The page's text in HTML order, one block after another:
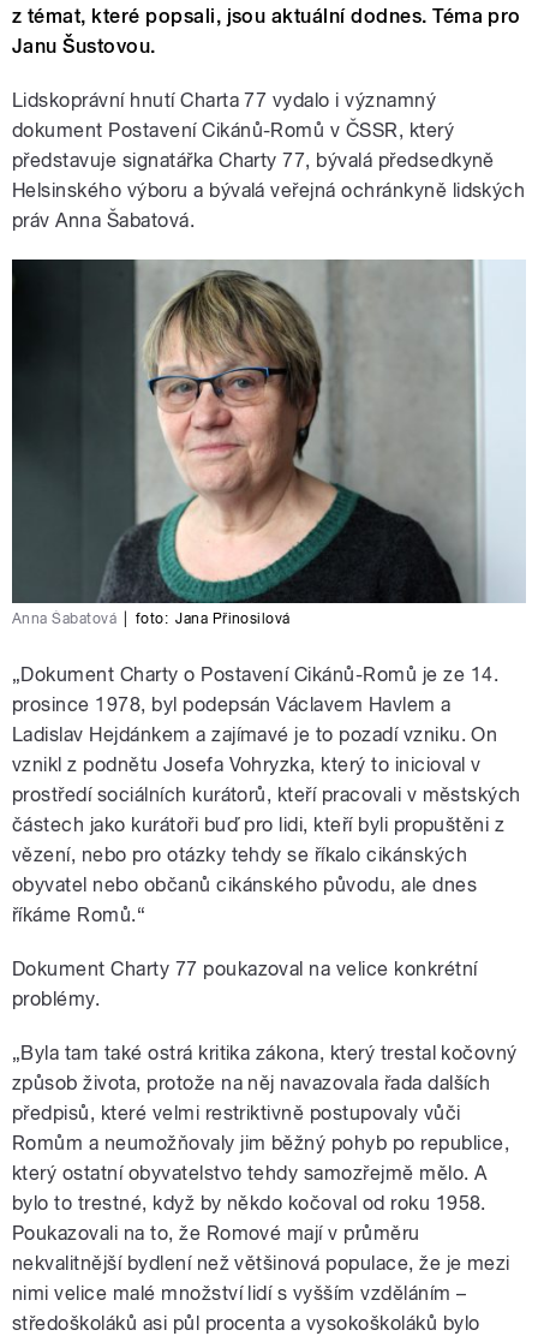
z témat, které popsali, jsou aktuální dodnes. Téma pro
Janu Šustovou.
Lidskoprávní hnutí Charta 77 vydalo i významný
dokument Postavení Cikánů-Romů v ČSSR, který
představuje signatářka Charty 77, bývalá předsedkyně
Helsinského výboru a bývalá veřejná ochránkyně lidských
práv Anna Šabatová.
Anna Šabatová foto: Jana Přinosilová
„Dokument Charty o Postavení Cikánů-Romů je ze 14.
prosince 1978, byl podepsán Václavem Havlem a
Ladislav Hejdánkem a zajímavé je to pozadí vzniku. On
vznikl z podnětu Josefa Vohryzka, který to inicioval v
prostředí sociálních kurátorů, kteří pracovali v městských
částech jako kurátoři buď pro lidi, kteří byli propuštěni z
vězení, nebo pro otázky tehdy se říkalo cikánských
obyvatel nebo občanů cikánského původu, ale dnes
říkáme Romů.“
Dokument Charty 77 poukazoval na velice konkrétní
problémy.
„Byla tam také ostrá kritika zákona, který trestal kočovný
způsob života, protože na něj navazovala řada dalších
předpisů, které velmi restriktivně postupovaly vůči
Romům a neumožňovaly jim běžný pohyb po republice,
který ostatní obyvatelstvo tehdy samozřejmě mělo. A
bylo to trestné, když by někdo kočoval od roku 1958.
Poukazovali na to, že Romové mají v průměru
nekvalitnější bydlení než většinová populace, že je mezi
nimi velice malé množství lidí s vyšším vzděláním –
středoškoláků asi půl procenta a vysokoškoláků bylo